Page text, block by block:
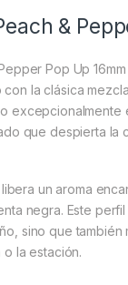
&
Pop Up
la clásica
que despierta la
un aroma
negra. Este
sino que
la estación.